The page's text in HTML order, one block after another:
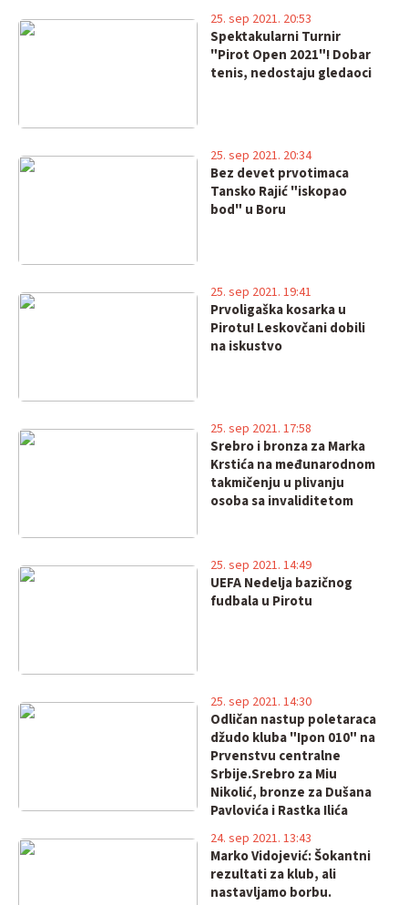
Spektakularni Turnir
"Pirot Open 2021"! Dobar
tenis, nedostaju gledaoci
25. sep 2021. 20:53
Bez devet prvotimaca
Tansko Rajić "iskopao
bod" u Boru
25. sep 2021. 20:34
Prvoligaška kosarka u
Pirotu! Leskovčani dobili
na iskustvo
25. sep 2021. 19:41
Srebro i bronza za Marka
Krstića na međunarodnom
takmičenju u plivanju
osoba sa invaliditetom
25. sep 2021. 17:58
UEFA Nedelja bazičnog
fudbala u Pirotu
25. sep 2021. 14:49
Odličan nastup poletaraca
džudo kluba "Ipon 010" na
Prvenstvu centralne
Srbije.Srebro za Miu
Nikolić, bronze za Dušana
Pavlovića i Rastka Ilića
25. sep 2021. 14:30
Marko Vidojević: Šokantni
rezultati za klub, ali
nastavljamo borbu.
24. sep 2021. 13:43